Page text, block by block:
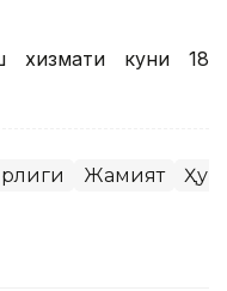
хизмати куни 18
Жамият